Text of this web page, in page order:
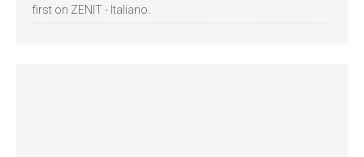
first on ZENIT - Italiano.